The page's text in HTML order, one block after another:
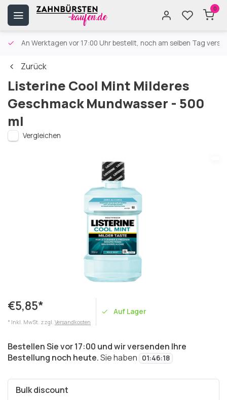
0
An Werktagen vor 17:00 Uhr bestellt, noch am selben Tag
Zurück
Listerine Cool Mint Milderes
Geschmack Mundwasser - 500
ml
Vergleichen
€5,85*
* Inkl. MwSt. zzgl. Versandkosten
Auf Lager
Bestellen Sie vor 17:00 und wir versenden Ihre
Bestellung noch heute.Sie haben 01:46:18
Bulk discount